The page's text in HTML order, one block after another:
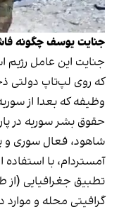
جنایت یوسف چگونه
که روی لپ‌تاپ دولتی
وظیفه که بعدا از
حقوق بشر سوریه در
شاهود، فعال سوری و
تطبیق جغرافیایی
گرافیتی محله و موارد